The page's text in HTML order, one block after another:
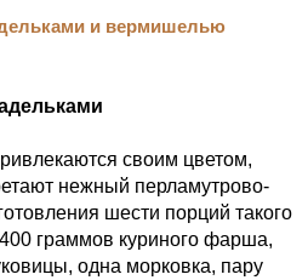
своим цветом,
нежный перламутрово-
шести порций такого
граммов куриного фарша,
одна морковка, пару